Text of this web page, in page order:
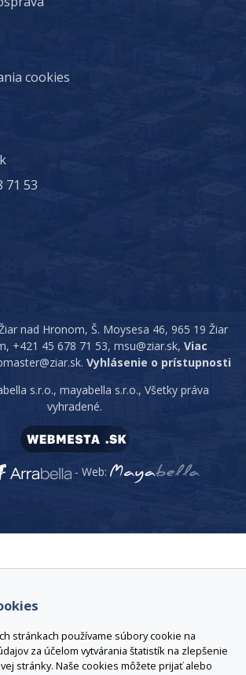
stránkach používame súbory cookie na
za účelom vytvárania štatistík na zlepšenie
stránky. Naše cookies môžete prijať alebo
cookies
71 53
nad Hronom, Š. Moysesa 46, 965 19 Žiar
+421 45 678 71 53, msu@ziar.sk, Viac
Vyhlásenie o prístupnosti
s.r.o., mayabella s.r.o., Všetky práva
vyhradené.
- Web: